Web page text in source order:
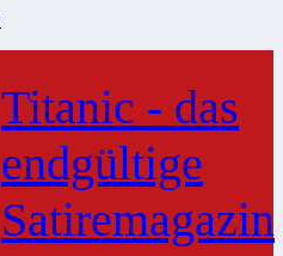
Titanic - das
endgültige
Satiremagazin